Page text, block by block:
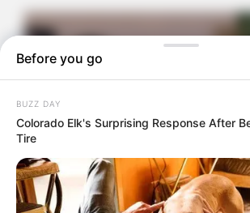
Before you go
BUZZ DAY
Colorado Elk's Surprising Response After
Tire